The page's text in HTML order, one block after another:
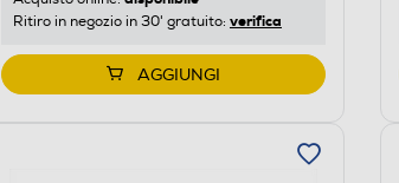
Ritiro in negozio in 30' gratuito: verifica
AGGIUNGI